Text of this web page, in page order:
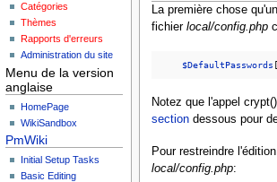
Catégories
Thèmes
Rapports d'erreurs
Administration du site
Menu de la version
anglaise
HomePage
WikiSandbox
PmWiki
Initial Setup Tasks
Basic Editing
La première chose
fichier local/config.php
$DefaultPasswords
Notez que l'appel
sectiondessous pour
Pour restreindre
local/config.php: